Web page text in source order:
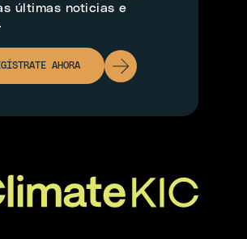
últimas noticias e
AHORA